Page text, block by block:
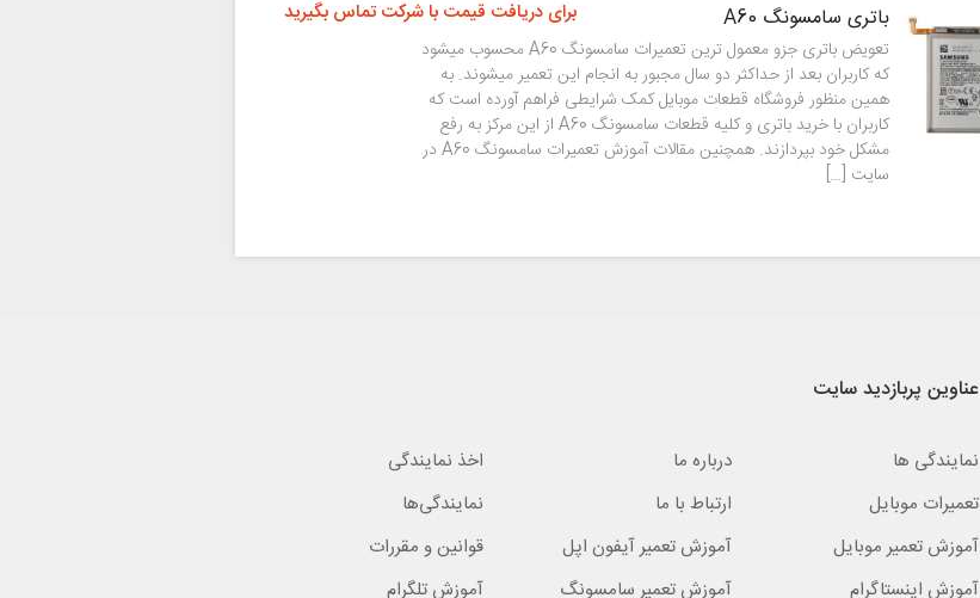
باتری سامسونگ A60
تعویض باتری جزو معمول ترین تعمیرات سامسونگ A60 محسوب میشود
که کاربران بعد از حداکثر دو سال مجبور به انجام این تعمیر میشوند. به
همین منظور فروشگاه قطعات موبایل کمک شرایطی فراهم آورده است که
کاربران با خرید باتری و کلیه قطعات سامسونگ A60 از این مرکز به رفع
مشکل خود بپردازند. همچنین مقالات آموزش تعمیرات سامسونگ A60 در
سایت […]
برای دریافت قیمت با شرکت تماس بگیرید
عناوین پربازدید سایت
نمایندگی ها درباره ما
اخذ نمایندگی
تعمیرات موبایل
ارتباط با ما
نمایندگی‌ها
آموزش تعمیر موبایل
آموزش تعمیر آیفون اپل
قوانین و مقررات
آموزش اینستاگرام
آموزش تعمیر سامسونگ آموزش تلگرام